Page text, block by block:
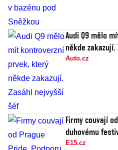
Audi Q9 mělo
někde
Auto.cz
Firmy couvají
duhovému
E15.cz